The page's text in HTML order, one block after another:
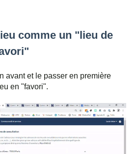
comme un "lieu de
avant et le passer en première
en "favori".